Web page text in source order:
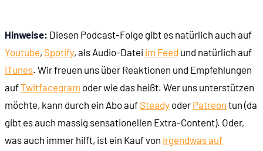
Hinweise: Diesen Podcast-Folge gibt es natürlich auch auf
Youtube, Spotify, als Audio-Datei im Feed und natürlich auf
iTunes. Wir freuen uns über Reaktionen und Empfehlungen
aufTwitfacegram oder wie das heißt. Wer uns unterstützen
möchte, kann durch ein Abo auf Steady oder Patreon tun (da
gibt es auch massig sensationellen Extra-Content). Oder,
was auch immer hilft, ist ein Kauf von irgendwas auf